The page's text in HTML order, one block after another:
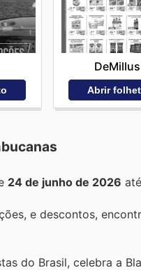
DeMillus
Abrir
24 de junho de 2026 até
e descontos,
do Brasil, celebra a